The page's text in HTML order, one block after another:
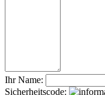
Ihr Name:
Sicherheitscode: